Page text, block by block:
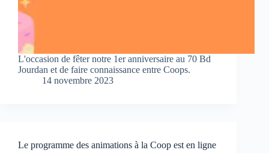
L'occasion de fêter notre 1er anniversaire au 70 Bd
Jourdan et de faire connaissance entre Coops.
14 novembre 2023
Le programme des animations à la Coop est en ligne